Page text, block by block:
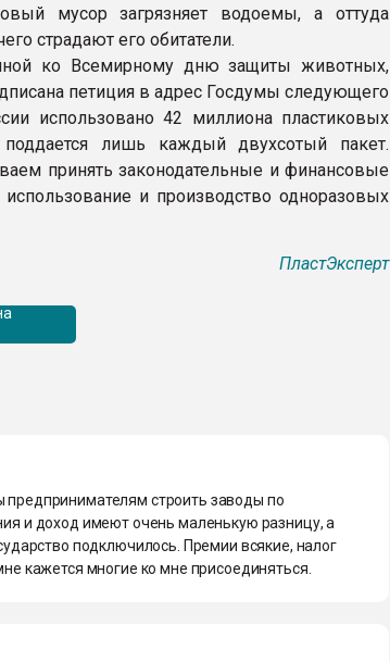
мусор загрязняет водоемы, а оттуда
страдают его обитатели.
ко Всемирному дню защиты животных,
петиция в адрес Госдумы следующего
использовано 42 миллиона пластиковых
лишь каждый двухсотый пакет.
принять законодательные и финансовые
и производство одноразовых
ПластЭксперт
строить заводы по
и доход имеют очень маленькую разницу, а
подключилось. Премии всякие, налог
кажется многие ко мне присоединяться.